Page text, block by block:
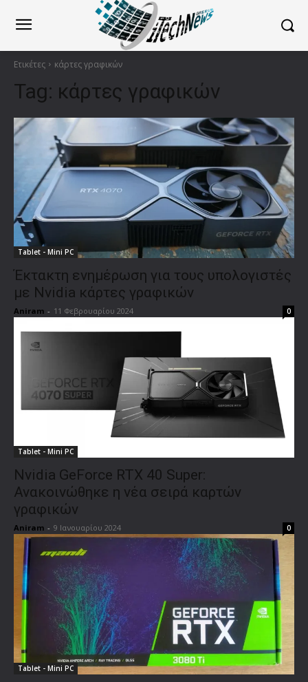
Ετικέτες κάρτες γραφικών
Tag: κάρτες γραφικών
Tablet - Mini PC
Έκτακτη ενημέρωση για τους υπολογιστές
με Nvidia κάρτες γραφικών
Aniram - 11 Φεβρουαρίου 2024 0
Tablet - Mini PC
Nvidia GeForce RTX 40 Super:
Ανακοινώθηκε η νέα σειρά καρτών
γραφικών
Aniram - 9 Ιανουαρίου 2024 0
Tablet - Mini PC